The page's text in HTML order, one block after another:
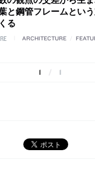
と鋼管フレームとい
る
ARCHITECTURE
1 1